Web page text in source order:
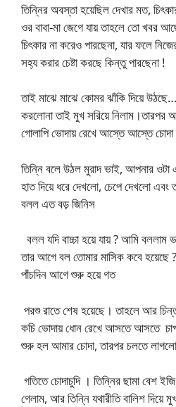
তিন্নির অবস্তা হয়েছিল দেখার মত,
ওর বাবা-মা জেগে যায় তাহলে তো খবর
চিৎকার না করেও পারছেনা, যার ফলে
সহ্য করার চেষ্টা করছে কিন্তু পারছেনা !
তাই মাঝে মাঝে কোমর ঝাঁকি দিয়ে
করলোনা তাই মুখ সরিয়ে নিলাম।তারপর
গোলাপি ভোদায় রেখে আস্তে আস্তে
তিন্নি বলে উঠল মুরাদ ভাই, আপনার ওটা
হাত দিয়ে ধরে দেখলো, চেপে দেখলো এবং
বলল এত বড় জিনিস
বলল যদি বাচ্চা হয়ে যায় ? আমি
তার আগে বল তোমার মাসিক কবে হয়েছে
পাঁচদিন আগে শুরু হয়ে গত
পরশু রাতে শেষ হয়েছে। তাহলে আর
কচি ভোদায় ধোন রেখে আসতে আসতে চাপ
শুরু হল আমার চোদা, তারপর চলতে
গতিতে চোদাচুদি । তিন্নির ছামা বেশ
গেলাম, আর তিন্নি যথারীতি বালিশ দিয়ে